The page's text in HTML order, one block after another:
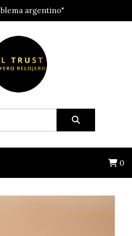
argentino"
0